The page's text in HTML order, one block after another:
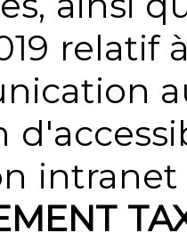
relatif